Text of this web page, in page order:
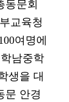
동문회
교육청
여명에
남중학
생을 대
문 안경